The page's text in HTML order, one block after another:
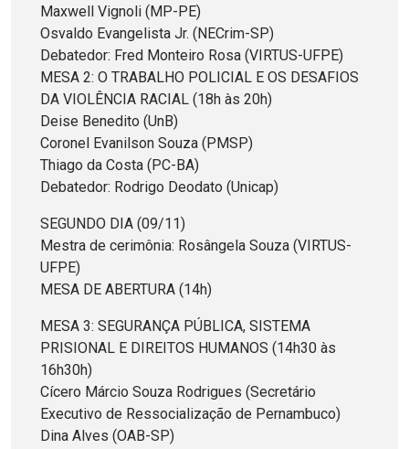
Maxwell Vignoli (MP-PE)
Osvaldo Evangelista Jr. (NECrim-SP)
Debatedor: Fred Monteiro Rosa (VIRTUS-UFPE)
MESA 2: O TRABALHO POLICIAL E OS DESAFIOS
DA VIOLÊNCIA RACIAL (18h às 20h)
Deise Benedito (UnB)
Coronel Evanilson Souza (PMSP)
Thiago da Costa (PC-BA)
Debatedor: Rodrigo Deodato (Unicap)
SEGUNDO DIA (09/11)
Mestra de cerimônia: Rosângela Souza (VIRTUS-
UFPE)
MESA DE ABERTURA (14h)
MESA 3: SEGURANÇA PÚBLICA, SISTEMA
PRISIONAL E DIREITOS HUMANOS (14h30 às
16h30h)
Cícero Márcio Souza Rodrigues (Secretário
Executivo de Ressocialização de Pernambuco)
Dina Alves (OAB-SP)